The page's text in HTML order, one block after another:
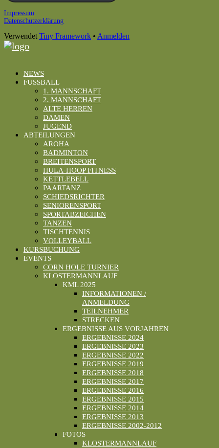
Footer
Impressum
Datenschutzerklärung
Verwendet Tiny Framework • Anmelden
NEWS
FUSSBALL
1. MANNSCHAFT
2. MANNSCHAFT
ALTE HERREN
DAMEN
JUGEND
ABTEILUNGEN
AROHA
BADMINTON
BREITENSPORT
HULA-HOOP FITNESS
KETTLEBELL
PAARTANZ
SCHIEDSRICHTER
SENIORENSPORT
SPORTABZEICHEN
TANZEN
TISCHTENNIS
VOLLEYBALL
KURSBUCHUNG
EVENTS
CORN HOLE TURNIER
KLOSTERMANNLAUF
KML 2025
INFORMATIONEN /
ANMELDUNG
TEILNEHMER
STRECKEN
ERGEBNISSE AUS VORJAHREN
ERGEBNISSE 2024
ERGEBNISSE 2023
ERGEBNISSE 2022
ERGEBNISSE 2019
ERGEBNISSE 2018
ERGEBNISSE 2017
ERGEBNISSE 2016
ERGEBNISSE 2015
ERGEBNISSE 2014
ERGEBNISSE 2013
ERGEBNISSE 2002-2012
FOTOS
KLOSTERMANNLAUF